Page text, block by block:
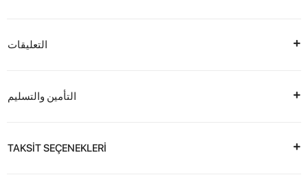
التعليقات
التأمين والتسليم
TAKSİT SEÇENEKLERİ